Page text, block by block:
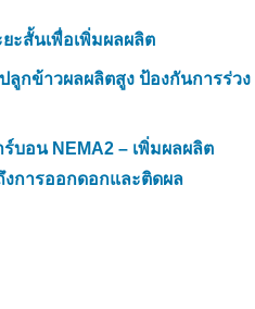
ะสั้นเพื่อเพิ่มผลผลิต
ลูกข้าวผลผลิตสูง ป้องกันการร่วง
บอน NEMA2 – เพิ่มผลผลิต
งการออกดอกและติดผล